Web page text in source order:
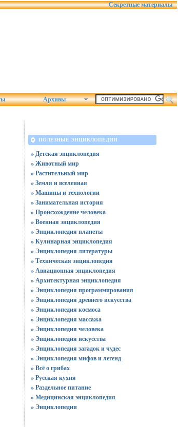
Секретные материалы
Архивы
ПОЛЕЗНЫЕ ЭНЦИКЛОПЕДИИ
» Детская энциклопедия
» Животный мир
» Растительный мир
» Земля и вселенная
» Машины и технологии
» Занимательная история
» Происхождение человека
» Военная энциклопедия
» Энциклопедия планеты
» Кулинарная энциклопедия
» Энциклопедия литературы
» Техническая энциклопедия
» Авиационная энциклопедия
» Архитектурная энциклопедия
» Энциклопедия программирования
» Энциклопедия древнего искусства
» Энциклопедия космоса
» Энциклопедия массажа
» Энциклопедия человека
» Энциклопедия искусства
» Энциклопедия загадок и чудес
» Энциклопедия мифов и легенд
» Всё о грибах
» Русская кухня
» Раздельное питание
» Медицинская энциклопедия
» Энциклопедии